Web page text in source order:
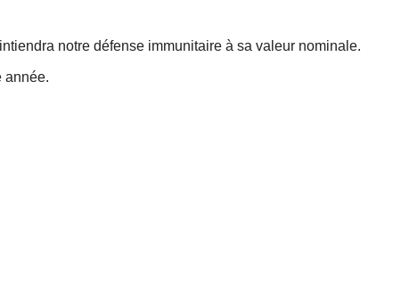
notre défense immunitaire à sa valeur nominale.
année.